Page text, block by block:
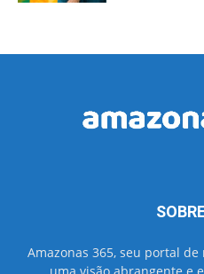
Amazonas 365, seu portal